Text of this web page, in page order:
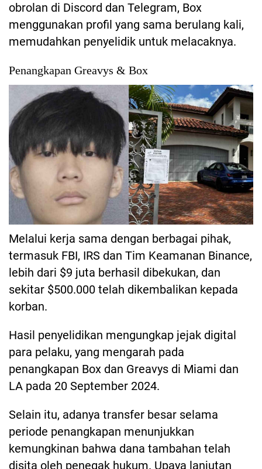
obrolan di Discord dan Telegram, Box
menggunakan profil yang sama berulang kali,
memudahkan penyelidik untuk melacaknya.
Penangkapan Greavys & Box
Melalui kerja sama dengan berbagai pihak,
termasuk FBI, IRS dan Tim Keamanan Binance,
lebih dari $9 juta berhasil dibekukan, dan
sekitar $500.000 telah dikembalikan kepada
korban.
Hasil penyelidikan mengungkap jejak digital
para pelaku, yang mengarah pada
penangkapan Box dan Greavys di Miami dan
LA pada 20 September 2024.
Selain itu, adanya transfer besar selama
periode penangkapan menunjukkan
kemungkinan bahwa dana tambahan telah
disita oleh penegak hukum. Upaya lanjutan